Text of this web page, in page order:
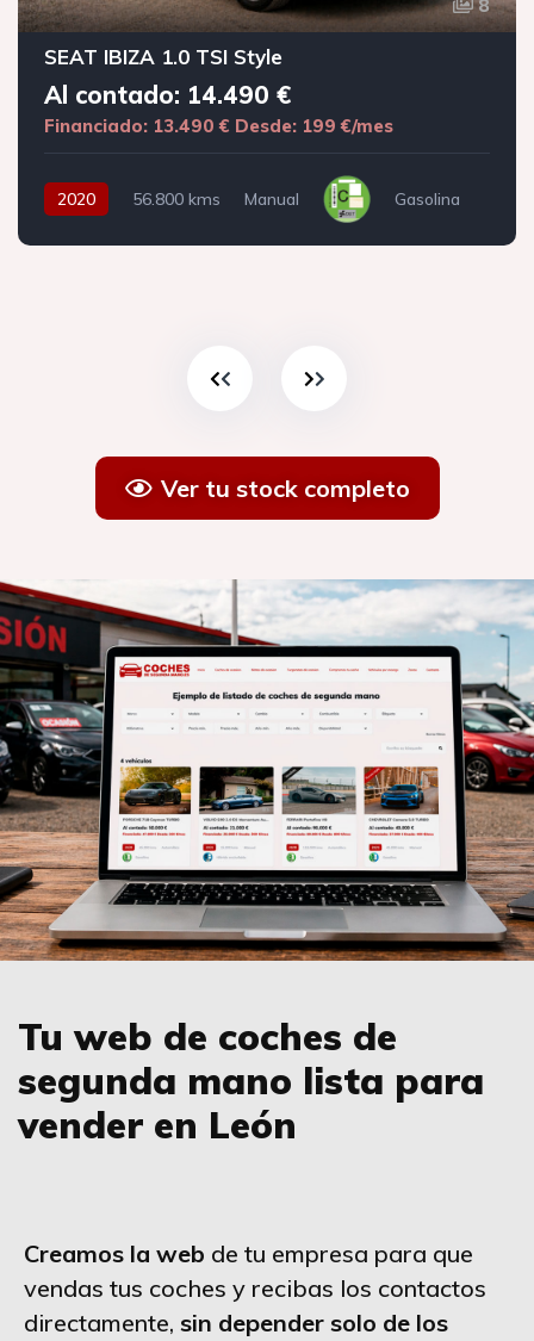
8
SEAT IBIZA 1.0 TSI Style
Al contado: 14.490 €
Financiado: 13.490 € Desde: 199 €/mes
2020 56.800 kms Manual Gasolina
Ver tu stock completo
Tu web de coches de
segunda mano lista para
vender en León
Creamos la web de tu empresa para que
vendas tus coches y recibas los contactos
directamente, sin depender solo de los